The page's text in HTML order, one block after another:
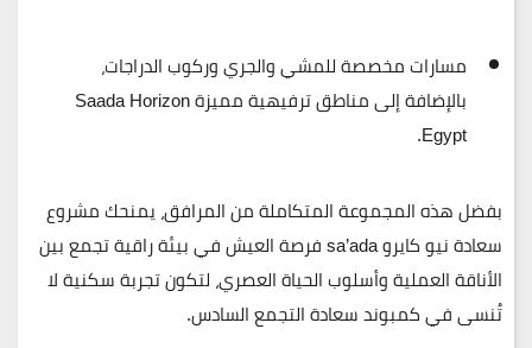
مسارات مخصصة للمشي والجري وركوب الدراجات،
بالإضافة إلى مناطق ترفيهية مميزة Saada Horizon
Egypt.
بفضل هذه المجموعة المتكاملة من المرافق، يمنحكمشروع
سعادة نيو كايرو sa’ada
فرصة العيش في بيئة راقية تجمع بين
الأناقة العملية وأسلوب الحياة العصري، لتكون تجربة سكنية لا
تُنسى في كمبوند سعادة التجمع السادس.